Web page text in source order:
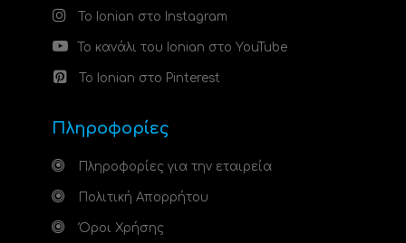
Το Ionian στο Instagram
Το κανάλι του Ionian στο YouTube
Το Ionian στο Pinterest
Πληροφορίες
Πληροφορίες για την εταιρεία
Πολιτική Απορρήτου
Όροι Χρήσης